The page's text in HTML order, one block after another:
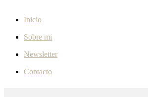
Inicio
Sobre mi
Newsletter
Contacto